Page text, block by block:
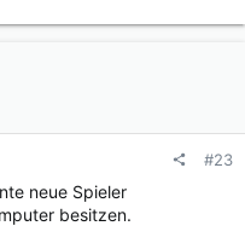
#23
neue Spieler
besitzen.